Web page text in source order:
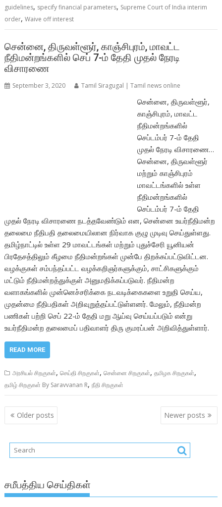
guidelines, specify financial parameters, Supreme Court of India interim
order,Waive off interest
சென்னை, திருவள்ளூர், காஞ்சிபுரம், மாவட்ட
நீதிமன்றங்களில் செப் 7-ம் தேதி முதல் நேரடி
விசாரணை
September 3, 2020 Tamil Siragugal | Tamil news online
சென்னை, திருவள்ளூர்,
காஞ்சிபுரம், மாவட்ட
நீதிமன்றங்களில்
செப்டம்பர் 7-ம் தேதி
முதல் நேரடி விசாரணை…
சென்னை, திருவள்ளூர்
மற்றும் காஞ்சிபுரம்
மாவட்டங்களில் உள்ள
நீதிமன்றங்களில்
செப்டம்பர் 7-ம் தேதி
முதல் நேரடி விசாரணை நடத்தவேண்டும் என, சென்னை உயர்நீதிமன்ற
தலைமை நீதிபதி தலைமையிலான நிர்வாக குழு முடிவு செய்துள்ளது.
தமிழ்நாட்டில் உள்ள 29 மாவட்டங்கள் மற்றும் புதுச்சேரி யூனியன்
பிரதேசத்திலும் கீழமை நீதிமன்றங்கள் முன்பே திறக்கப்பட்டுவிட்டன.
வழக்குகள் சம்பந்தப்பட்ட வழக்கறிஞர்களுக்கும், சாட்சிகளுக்கும்
மட்டும் நீதிமன்றத்துக்குள் அனுமதிக்கப்படுவர். நீதிமன்ற
வளாகங்களில் முன்னெச்சரிக்கை நடவடிக்கைகளை உறுதி செய்ய,
முதன்மை நீதிபதிகள் அறிவுறுத்தப்பட்டுள்ளனர். மேலும், நீதிமன்ற
பணிகள் பற்றி செப் 22-ம் தேதி மறு ஆய்வு செய்யப்படும் என்று
உயர்நீதிமன்ற தலைமைப் பதிவாளர் திரு குமரப்பன் அறிவித்துள்ளார்.
READ MORE
அரசியல் சிறகுகள்,செய்தி சிறகுகள்,சென்னை சிறகுகள்,தமிழக சிறகுகள்,
தமிழ் சிறகுகள் By Saravvanan R,நீதி சிறகுகள்
Posts
navigation
Older posts Newer posts
சமீபத்திய செய்திகள்